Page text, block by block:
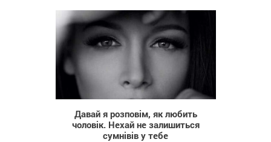
57 383
Давай я розповім, як любить
чоловік. Нехай не залишиться
сумнівів у тебе